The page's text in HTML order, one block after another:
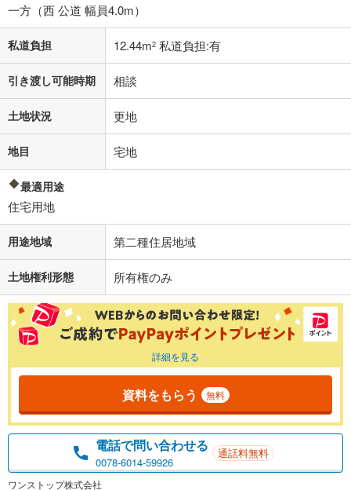
一方（西 公道 幅員4.0m）
私道負担 12.44m2 私道負担:有
引き渡し可能時期 相談
土地状況 更地
地目 宅地
最適用途
住宅用地
用途地域 第二種住居地域
土地権利形態 所有権のみ
詳細を見る
資料をもらう 無料
電話で問い合わせる
0078-6014-59926
通話料無料
ワンストップ株式会社